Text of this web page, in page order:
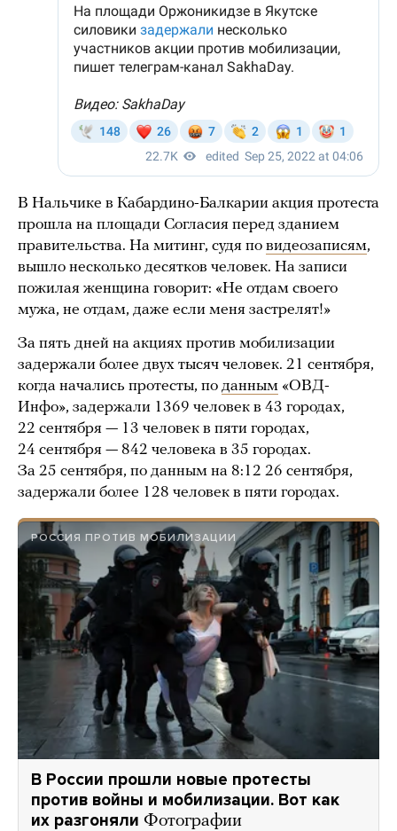
В Нальчике в Кабардино-Балкарии акция протеста
прошла на площади Согласия перед зданием
правительства. На митинг, судя по видеозаписям,
вышло несколько десятков человек. На записи
пожилая женщина говорит: «Не отдам своего
мужа, не отдам, даже если меня застрелят!»
За пять дней на акциях против мобилизации
задержали более двух тысяч человек. 21 сентября,
когда начались протесты, по данным «ОВД-
Инфо», задержали 1369 человек в 43 городах,
22 сентября — 13 человек в пяти городах,
24 сентября — 842 человека в 35 городах.
За 25 сентября, по данным на 8:12 26 сентября,
задержали более 128 человек в пяти городах.
РОССИЯ ПРОТИВ МОБИЛИЗАЦИИ
В России прошли новые протесты
против войны и мобилизации. Вот как
их разгоняли Фотографии